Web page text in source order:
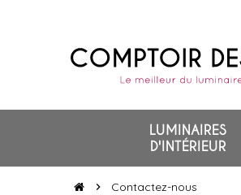
LUMINAIRES
D'INTÉRIEUR
chevron_right Contactez-nous